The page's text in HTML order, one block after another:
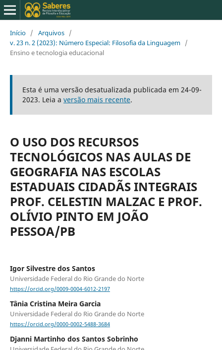
Início / Arquivos /
v. 23 n. 2 (2023): Número Especial: Filosofia da Linguagem /
Ensino e tecnologia educacional
Esta é uma versão desatualizada publicada em 24-09-
2023. Leia a versão mais recente.
O USO DOS RECURSOS
TECNOLÓGICOS NAS AULAS DE
GEOGRAFIA NAS ESCOLAS
ESTADUAIS CIDADÃS INTEGRAIS
PROF. CELESTIN MALZAC E PROF.
OLÍVIO PINTO EM JOÃO
PESSOA/PB
Igor Silvestre dos Santos
Universidade Federal do Rio Grande do Norte
https://orcid.org/0009-0004-6012-2197
Tânia Cristina Meira Garcia
Universidade Federal do Rio Grande do Norte
https://orcid.org/0000-0002-5488-3684
Djanni Martinho dos Santos Sobrinho